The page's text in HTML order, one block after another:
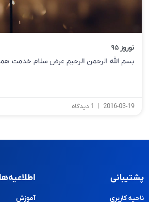
نوروز ۹۵
بسم الله الرحمن الرحیم عرض سلام خدمت
2016-03-19
پشتیبانی
ناحیه کاربری
اطلاعیه‌ها
آموزش